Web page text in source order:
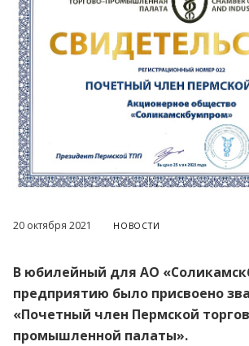
20 октября 2021 НОВОСТИ
В юбилейный для АО
предприятию было присвоено
«Почетный член Пермской
промышленной палаты».